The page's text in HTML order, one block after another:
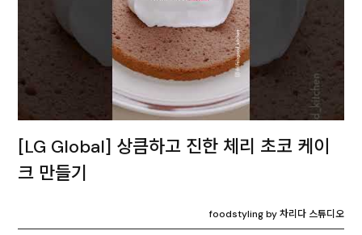
[LG Global] 상큼하고 진한 체리 초코 케이
크 만들기
foodstyling by 차리다 스튜디오